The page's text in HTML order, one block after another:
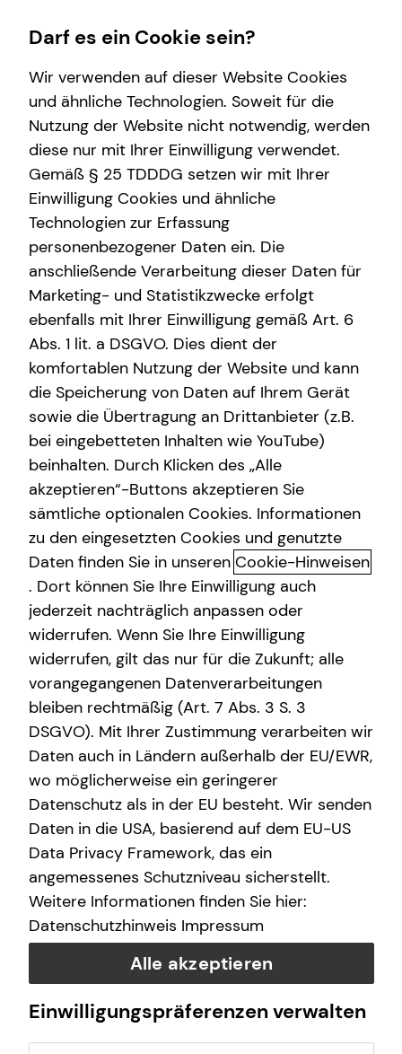
Wissenswertes
Interview
Über mich
Über tecis
Podcast
teamzukunft
Service
Kundenportal
Schadenabwicklung
Finanzberatung
Videoberatung
Spezialisten-Netzwerk
Private Krankenvorsorge
Immobilienfinanzierung
Betriebliche Altersvorsorge
Investment
Kapitalanlage Immobilien
Altersvorsorge
Gewerbliche Versicherungen
Arbeitskraftabsicherung
Kindervorsorge
Sach- und Vermögenssicherung
Expat
Karriere-Infos
Karrierechancen
Initiativbewerbung
Colin Dumser
Teamleiter
Anrede
Titel
Vorname
Nachname
Adresse
Hausnummer
Postleitzahl
Telefonnummer
E-Mail
Nachricht
Ich habe die Informationen zumDatenschutz
gelesen
und bin damit einverstanden.
Darf es ein Cookie sein?
Wir verwenden auf dieser Website Cookies
und ähnliche Technologien. Soweit für die
Nutzung der Website nicht notwendig, werden
diese nur mit Ihrer Einwilligung verwendet.
Gemäß § 25 TDDDG setzen wir mit Ihrer
Einwilligung Cookies und ähnliche
Technologien zur Erfassung
personenbezogener Daten ein. Die
anschließende Verarbeitung dieser Daten für
Marketing- und Statistikzwecke erfolgt
ebenfalls mit Ihrer Einwilligung gemäß Art. 6
Abs. 1 lit. a DSGVO. Dies dient der
komfortablen Nutzung der Website und kann
die Speicherung von Daten auf Ihrem Gerät
sowie die Übertragung an Drittanbieter (z.B.
bei eingebetteten Inhalten wie YouTube)
beinhalten. Durch Klicken des „Alle
akzeptieren“-Buttons akzeptieren Sie
sämtliche optionalen Cookies. Informationen
zu den eingesetzten Cookies und genutzte
Daten finden Sie in unseren Cookie-Hinweisen
. Dort können Sie Ihre Einwilligung auch
jederzeit nachträglich anpassen oder
widerrufen. Wenn Sie Ihre Einwilligung
widerrufen, gilt das nur für die Zukunft; alle
vorangegangenen Datenverarbeitungen
bleiben rechtmäßig (Art. 7 Abs. 3 S. 3
DSGVO). Mit Ihrer Zustimmung verarbeiten wir
Daten auch in Ländern außerhalb der EU/EWR,
wo möglicherweise ein geringerer
Datenschutz als in der EU besteht. Wir senden
Daten in die USA, basierend auf dem EU-US
Data Privacy Framework, das ein
angemessenes Schutzniveau sicherstellt.
Weitere Informationen finden Sie hier:
Datenschutzhinweis Impressum
Alle akzeptieren
Einwilligungspräferenzen verwalten